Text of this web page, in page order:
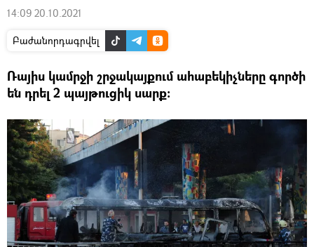
14:09 20.10.2021
Բաժանորդագրվել
Ռայիս կամրջի շրջակայքում ահաբեկիչները գործի
են դրել 2 պայթուցիկ սարք։